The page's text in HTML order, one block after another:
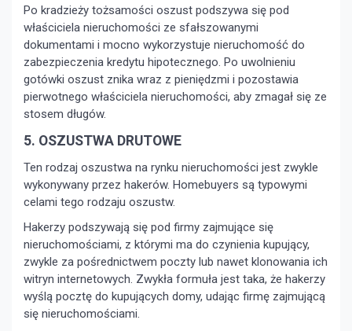
Po kradzieży tożsamości oszust podszywa się pod
właściciela nieruchomości ze sfałszowanymi
dokumentami i mocno wykorzystuje nieruchomość do
zabezpieczenia kredytu hipotecznego. Po uwolnieniu
gotówki oszust znika wraz z pieniędzmi i pozostawia
pierwotnego właściciela nieruchomości, aby zmagał się ze
stosem długów.
5. OSZUSTWA DRUTOWE
Ten rodzaj oszustwa na rynku nieruchomości jest zwykle
wykonywany przez hakerów. Homebuyers są typowymi
celami tego rodzaju oszustw.
Hakerzy podszywają się pod firmy zajmujące się
nieruchomościami, z którymi ma do czynienia kupujący,
zwykle za pośrednictwem poczty lub nawet klonowania ich
witryn internetowych. Zwykła formuła jest taka, że ​​hakerzy
wyślą pocztę do kupujących domy, udając firmę zajmującą
się nieruchomościami.